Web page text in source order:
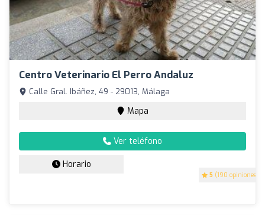
Centro Veterinario El Perro Andaluz
5 (190 opiniones)
Calle Gral. Ibáñez, 49 - 29013, Málaga
Mapa
Ver teléfono
Horario